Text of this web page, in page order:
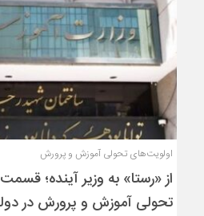
اولویت‌های تحولی آموزش و پرورش
از «رستا» به وزیر آینده؛
تحولی آموزش و پرورش در